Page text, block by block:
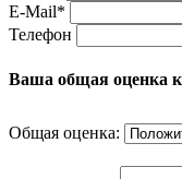
E-Mail*
Телефон
Ваша общая оценка
Общая оценка: